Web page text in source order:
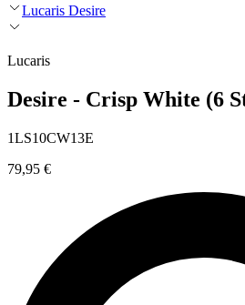
Lucaris Desire
Lucaris
Desire - Crisp White (6
1LS10CW13E
79,95 €